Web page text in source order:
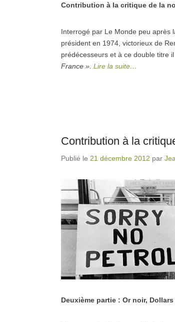
Contribution à la critique de la
Interrogé par Le Monde peu après
président en 1974, victorieux de
prédécesseurs et à ce double titre
France ». Lire la suite…
Contribution à la
Publié le 21 décembre 2012 par
Deuxième partie : Or noir, Dollars